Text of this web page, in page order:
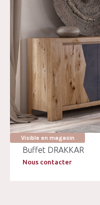
Visible en magasin
Buffet DRAKKAR
Nous contacter